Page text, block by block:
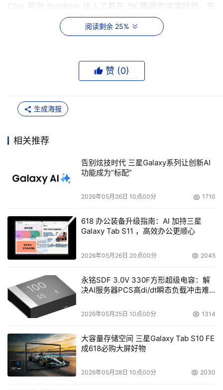
Chin 则为 Solidigm 注入了其在 SK 集团的丰富经验。在
SK 集团任职期间，他曾创建了 SK 电讯的首个风险投资部
门，主导了海力士半导体并入 SK 集团后的商业整合工作，
学经济学学士学位和约翰·马歇尔法学院法学博士（J.D.）学
Chin 表示：“AI 的爆发将存储技术推向了战略资产的全新高
度，这也为Solidigm 的发展带来了巨大机遇。我将与郭炘
以更敏捷的姿态满足客户需求，为公司的发展开拓更广阔的
阅读剩余 25%
本文来源于DOIT传媒，文章内容仅供参考，不构成投资建议。
赞 (0)
生成海报
相关推荐
告别炫技时代 三星Galaxy系列让创新AI
功能成为“标配”
2026年05月26日 10点00分 1710
618 办公装备升级指南：AI 加持三星
Galaxy Tab S11 ，高效办公更顺心
2026年05月26日 20点00分 2045
永铭SDF 3.0V 330F方形超级电容：解
决AI服务器PCS高di/dt瞬态负载冲击难
2026年05月25日 10点00分 1314
大容量存储空间 三星Galaxy Tab S10 FE
成618必购大屏好物
2026年05月28日 10点00分 2030